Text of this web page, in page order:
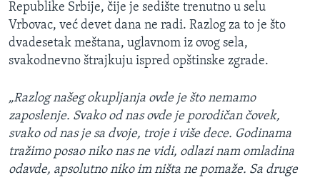
Republike Srbije, čije je sedište trenutno u selu
Vrbovac, već devet dana ne radi. Razlog za to je što
dvadesetak meštana, uglavnom iz ovog sela,
svakodnevno štrajkuju ispred opštinske zgrade.
„Razlog našeg okupljanja ovde je što nemamo
zaposlenje. Svako od nas ovde je porodičan čovek,
svako od nas je sa dvoje, troje i više dece. Godinama
tražimo posao niko nas ne vidi, odlazi nam omladina
odavde, apsolutno niko im ništa ne pomaže. Sa druge